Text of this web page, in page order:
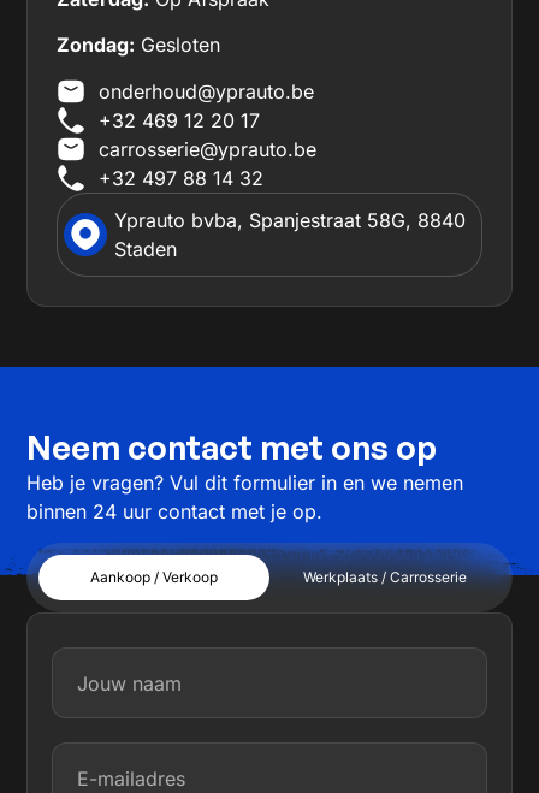
Zondag: Gesloten
onderhoud@yprauto.be
+32 469 12 20 17
carrosserie@yprauto.be
+32 497 88 14 32
Yprauto bvba, Spanjestraat 58G, 8840
Staden
Neem contact met ons op
Heb je vragen? Vul dit formulier in en we nemen
binnen 24 uur contact met je op.
Aankoop / Verkoop Werkplaats / Carrosserie